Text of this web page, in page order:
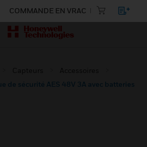
COMMANDE EN VRAC
de sécurité AES 48V 3A avec batteries